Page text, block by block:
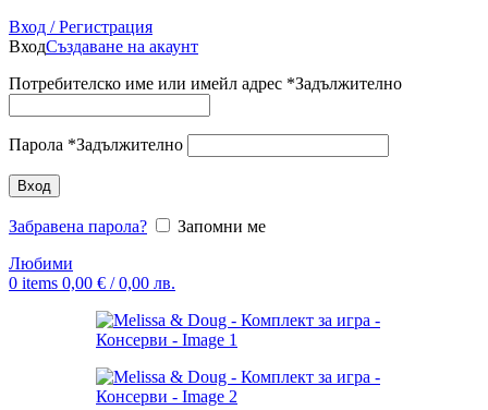
Вход / Регистрация
ВходСъздаване на акаунт
Потребителско име или имейл адрес *Задължително
Парола *Задължително
Вход
Забравена парола?
Запомни ме
Любими
0 items 0,00 € / 0,00 лв.